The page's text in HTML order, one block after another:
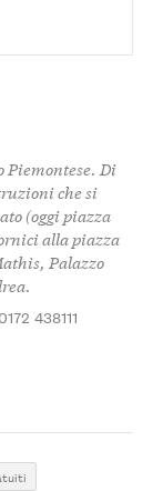
Piemontese. Di
che si
(oggi piazza
alla piazza
Palazzo
438111